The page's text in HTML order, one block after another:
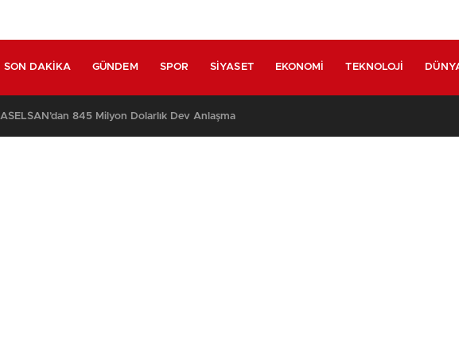
SON DAKIKA GÜNDEM SPOR SIYASET EKONOMI TEKNOLOJI
İstanbul’da 3 Ay Boyunca Havai Fişek ve Meşale Kullanımı Yasaklandı